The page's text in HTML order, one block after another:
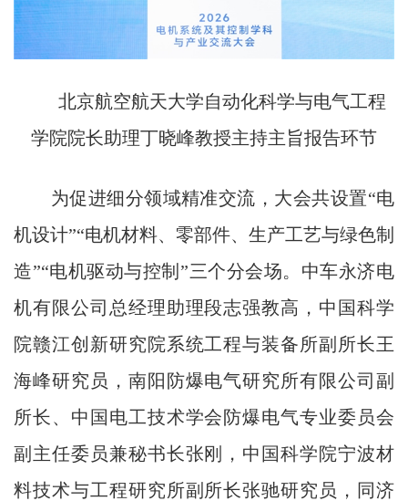
北京航空航天大学自动化科学与电气工程
学院院长助理丁晓峰教授主持主旨报告环节
为促进细分领域精准交流，大会共设置“电
机设计”“电机材料、零部件、生产工艺与绿色制
造”“电机驱动与控制”三个分会场。中车永济电
机有限公司总经理助理段志强教高，中国科学
院赣江创新研究院系统工程与装备所副所长王
海峰研究员，南阳防爆电气研究所有限公司副
所长、中国电工技术学会防爆电气专业委员会
副主任委员兼秘书长张刚，中国科学院宁波材
料技术与工程研究所副所长张驰研究员，同济